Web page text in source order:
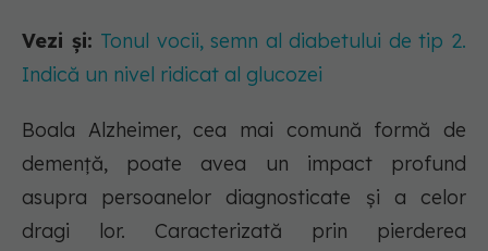
Vezi și: Tonul vocii, semn al diabetului de tip 2.
Indică un nivel ridicat al glucozei
Boala Alzheimer, cea mai comună formă de
demență, poate avea un impact profund
asupra persoanelor diagnosticate și a celor
dragi lor. Caracterizată prin pierderea